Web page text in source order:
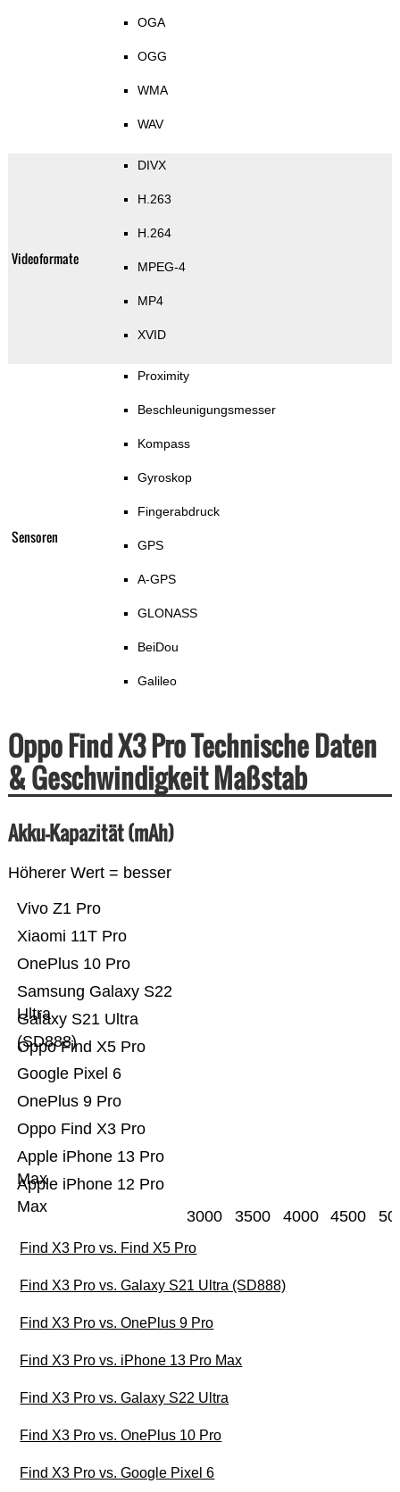
OGA
OGG
WMA
WAV
Videoformate
DIVX
H.263
H.264
MPEG-4
MP4
XVID
Sensoren
Proximity
Beschleunigungsmesser
Kompass
Gyroskop
Fingerabdruck
GPS
A-GPS
GLONASS
BeiDou
Galileo
Oppo Find X3 Pro Technische Daten
& Geschwindigkeit Maßstab
Akku-Kapazität (mAh)
Höherer Wert = besser
Apple iPhone 12 Pro
Max
Apple iPhone 13 Pro
Max
Oppo Find X3 Pro
OnePlus 9 Pro
Google Pixel 6
Oppo Find X5 Pro
Galaxy S21 Ultra
(SD888)
Samsung Galaxy S22
Ultra
OnePlus 10 Pro
Xiaomi 11T Pro
Vivo Z1 Pro
3000 3500 4000 4500
Find X3 Pro vs. Find X5 Pro
Find X3 Pro vs. Galaxy S21 Ultra (SD888)
Find X3 Pro vs. OnePlus 9 Pro
Find X3 Pro vs. iPhone 13 Pro Max
Find X3 Pro vs. Galaxy S22 Ultra
Find X3 Pro vs. OnePlus 10 Pro
Find X3 Pro vs. Google Pixel 6